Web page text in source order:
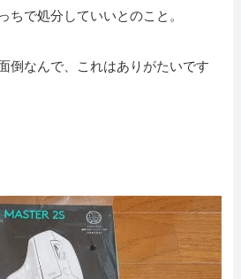
ちで処分していいとのこと。
倒なんで、これはありがたいです